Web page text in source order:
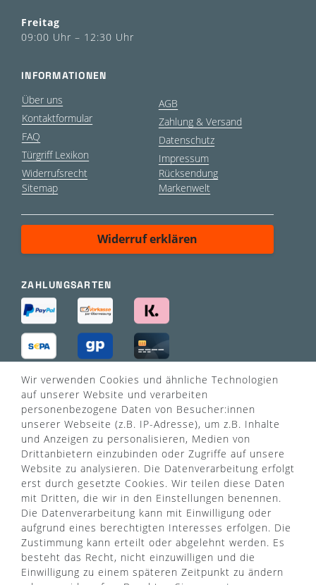
Freitag
09:00 Uhr – 12:30 Uhr
INFORMATIONEN
Über uns
Kontaktformular
FAQ
Türgriff Lexikon
Widerrufsrecht
Sitemap
AGB
Zahlung & Versand
Datenschutz
Impressum
Rücksendung
Markenwelt
Widerruf erklären
ZAHLUNGSARTEN
VERSANDART
Wir verwenden Cookies und ähnliche Technologien
auf unserer Website und verarbeiten
personenbezogene Daten von Besucher:innen
unserer Webseite (z.B. IP-Adresse), um z.B. Inhalte
und Anzeigen zu personalisieren, Medien von
Drittanbietern einzubinden oder Zugriffe auf unsere
Website zu analysieren. Die Datenverarbeitung erfolgt
erst durch gesetzte Cookies. Wir teilen diese Daten
mit Dritten, die wir in den Einstellungen benennen.
Die Datenverarbeitung kann mit Einwilligung oder
aufgrund eines berechtigten Interesses erfolgen. Die
Zustimmung kann erteilt oder abgelehnt werden. Es
besteht das Recht, nicht einzuwilligen und die
Einwilligung zu einem späteren Zeitpunkt zu ändern